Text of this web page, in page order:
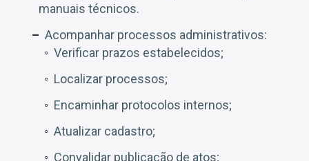
manuais técnicos.
Acompanhar processos administrativos:
Verificar prazos estabelecidos;
Localizar processos;
Encaminhar protocolos internos;
Atualizar cadastro;
Convalidar publicação de atos;